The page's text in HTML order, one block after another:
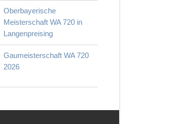
Oberbayerische
Meisterschaft WA 720 in
Langenpreising
Gaumeisterschaft WA 720
2026